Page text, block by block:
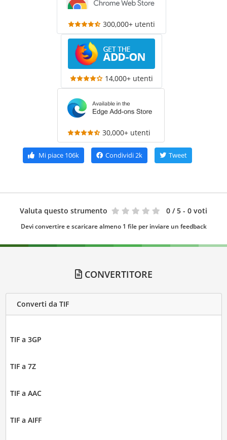
300,000+ utenti
14,000+ utenti
30,000+ utenti
Mi piace 106k Condividi 2k Tweet
Valuta questo strumento 0 / 5 - 0 voti
Devi convertire e scaricare almeno 1 file per inviare un feedback
CONVERTITORE
Converti da TIF
TIF a 3GP
TIF a 7Z
TIF a AAC
TIF a AIFF